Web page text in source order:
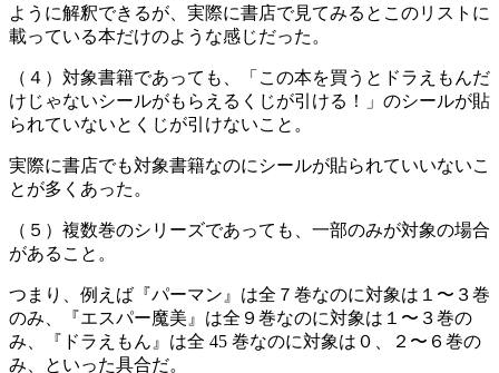
ように解釈できるが、実際に書店で見てみるとこのリストに
載っている本だけのような感じだった。
（４）対象書籍であっても、「この本を買うとドラえもんだ
けじゃないシールがもらえるくじが引ける！」のシールが貼
られていないとくじが引けないこと。
実際に書店でも対象書籍なのにシールが貼られていいないこ
とが多くあった。
（５）複数巻のシリーズであっても、一部のみが対象の場合
があること。
つまり、例えば『パーマン』は全７巻なのに対象は１〜３巻
のみ、『エスパー魔美』は全９巻なのに対象は１〜３巻の
み、『ドラえもん』は全 45 巻なのに対象は０、２〜６巻の
み、といった具合だ。